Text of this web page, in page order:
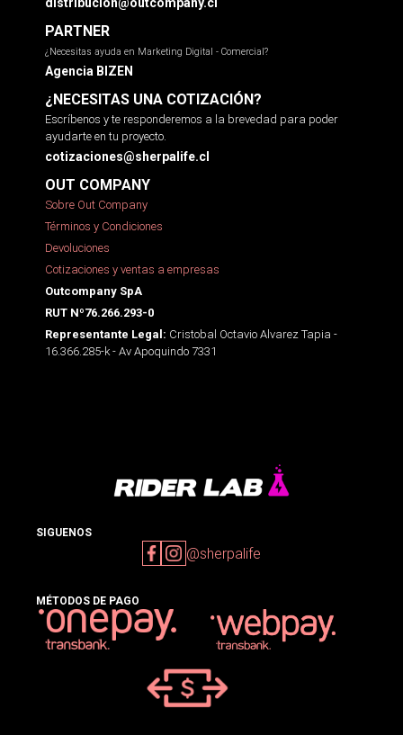
PARTNER
¿Necesitas ayuda en Marketing Digital - Comercial?
Agencia BIZEN
¿NECESITAS UNA COTIZACIÓN?
Escríbenos y te responderemos a la brevedad para poder
ayudarte en tu proyecto.
cotizaciones@sherpalife.cl
OUT COMPANY
Sobre Out Company
Términos y Condiciones
Devoluciones
Cotizaciones y ventas a empresas
Outcompany SpA
RUT Nº76.266.293-0
Representante Legal: Cristobal Octavio Alvarez Tapia -
16.366.285-k - Av Apoquindo 7331
SIGUENOS
@sherpalife
MÉTODOS DE PAGO